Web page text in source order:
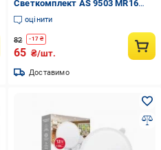
Светкомплект AS 9503 MR16
SWH 10 Вт GU5.3 білий
оцінити
82 -17₴
65 ₴/шт.
Доставимо